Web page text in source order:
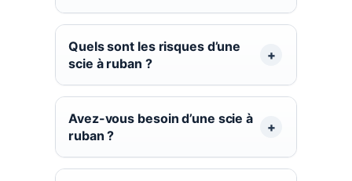
Quels sont les risques d’une
scie à ruban ?
Avez-vous besoin d’une scie à
ruban ?